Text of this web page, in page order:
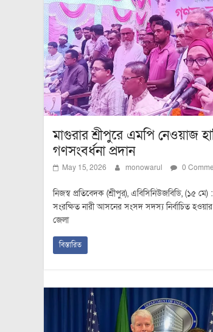
মাগুরার শ্রীপুরে এমপি নেওয়াজ
গণসংবর্ধনা প্রদান
May 15, 2026 monowarul 0
নিজস্ব প্রতিবেদক (শ্রীপুর), এবিসিনিউজবিডি, (১৫ মে)
সংরক্ষিত নারী আসনের সংসদ সদস্য নির্বাচিত
জেলা
বিস্তারিত